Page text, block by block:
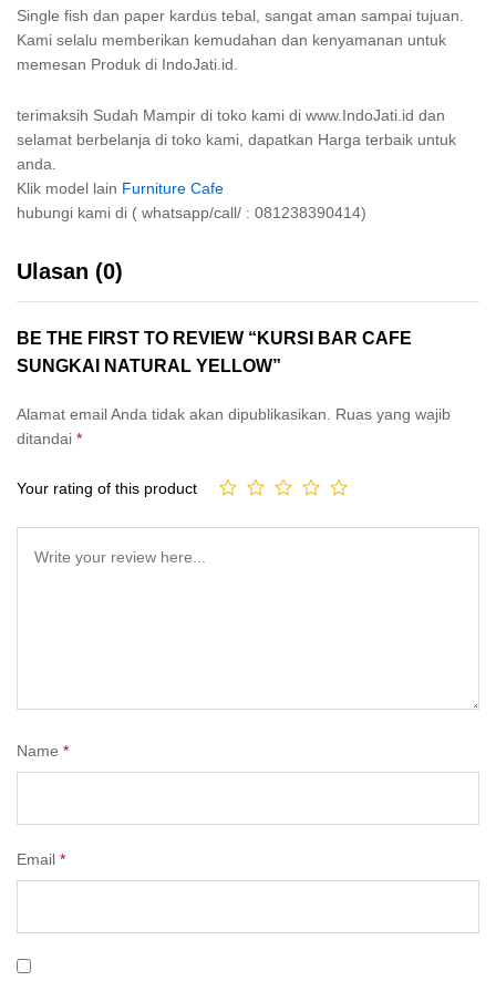
Single fish dan paper kardus tebal, sangat aman sampai tujuan.
Kami selalu memberikan kemudahan dan kenyamanan untuk
memesan Produk di IndoJati.id.
terimaksih Sudah Mampir di toko kami di www.IndoJati.id dan
selamat berbelanja di toko kami, dapatkan Harga terbaik untuk
anda.
Klik model lain Furniture Cafe
hubungi kami di ( whatsapp/call/ : 081238390414)
Ulasan (0)
BE THE FIRST TO REVIEW “KURSI BAR CAFE
SUNGKAI NATURAL YELLOW”
Alamat email Anda tidak akan dipublikasikan.
Ruas yang wajib
ditandai *
Your rating of this product
Name *
Email *